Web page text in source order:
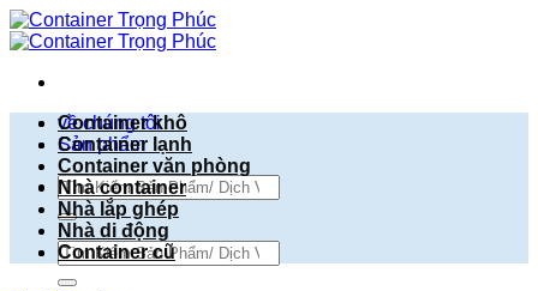
Bỏ
qua
dung
về chúng tôi
Sản phẩm
Tìm
kiếm:
Tìm
kiếm:
Container khô
Container lạnh
Container văn phòng
Nhà container
Nhà lắp ghép
Nhà di động
Container cũ